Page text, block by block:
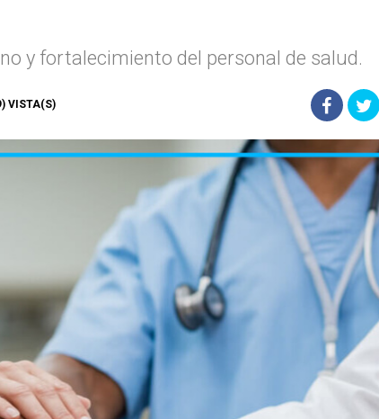
y fortalecimiento del personal de salud.
VISTA(S)